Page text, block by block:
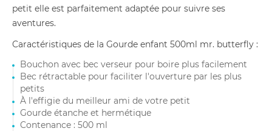
petit elle est parfaitement adaptée pour suivre ses
aventures.
Caractéristiques de la Gourde enfant 500ml mr. butterfly :
Bouchon avec bec verseur pour boire plus facilement
Bec rétractable pour faciliter l'ouverture par les plus
petits
À l'effigie du meilleur ami de votre petit
Gourde étanche et hermétique
Contenance : 500 ml